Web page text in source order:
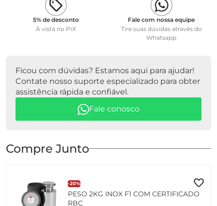
5% de desconto
À vista no PIX
Fale com nossa equipe
Tire suas dúvidas através do
Whatsapp
Ficou com dúvidas? Estamos aqui para ajudar!
Contate nosso suporte especializado para obter
assistência rápida e confiável.
Fale conosco
Compre Junto
-20%
PESO 2KG INOX F1 COM CERTIFICADO
RBC